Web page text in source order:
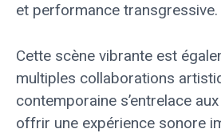
et performance transgressive.
Cette scène vibrante est
multiples collaborations
contemporaine s’entrelace
offrir une expérience sonore